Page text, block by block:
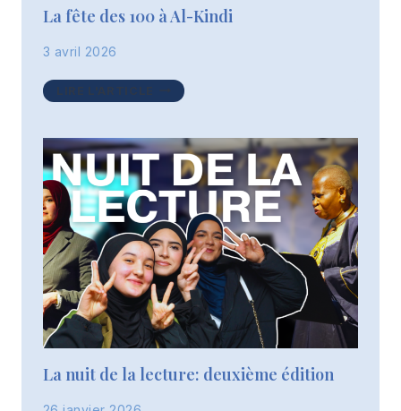
La fête des 100 à Al-Kindi
3 avril 2026
100
AL-
KINDI
La nuit de la lecture: deuxième édition